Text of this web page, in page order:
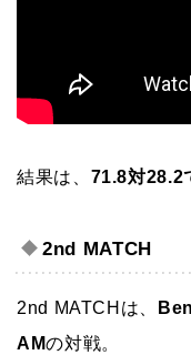
結果は、 71.8対28.2
2nd MATCH
2nd MATCHは、
AMの対戦。